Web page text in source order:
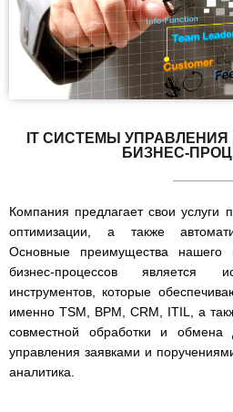
IT СИСТЕМЫ
БИЗНЕС-
Компания предлагает свои услуги
оптимизации, а также
Основные преимущества нашего
бизнес-процессов является
инструментов, которые
именно TSM, BPM, CRM, ITIL, а
совместной обработки и
управления заявками и
аналитика.